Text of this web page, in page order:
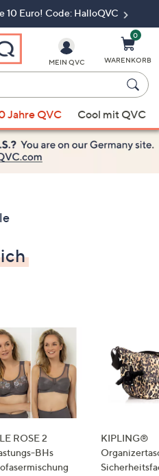
10 Euro! Code: HalloQVC
MEIN QVC
0
WARENKORB
Jahre QVC Cool mit QVC
ROSE 2
BHs
KIPLING®